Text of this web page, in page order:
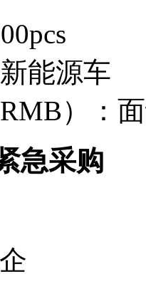
新能源车
）：
急采购